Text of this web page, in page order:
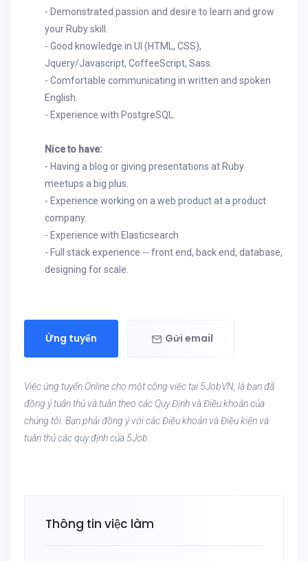
- Demonstrated passion and desire to learn and grow
your Ruby skill.
- Good knowledge in UI (HTML, CSS),
Jquery/Javascript, CoffeeScript, Sass.
- Comfortable communicating in written and spoken
English.
- Experience with PostgreSQL.
Nice to have:
- Having a blog or giving presentations at Ruby
meetups a big plus.
- Experience working on a web product at a product
company.
- Experience with Elasticsearch
- Full stack experience -- front end, back end, database,
designing for scale.
Ứng tuyển Gửi email
Việc ứng tuyển Online cho một công việc tại 5JobVN, là bạn đã
đồng ý tuân thủ và tuân theo các Quy Định và Điều khoản của
chúng tôi. Bạn phải đồng ý với các Điều khoản và Điều kiện và
tuân thủ các quy định của 5Job.
Thông tin việc làm